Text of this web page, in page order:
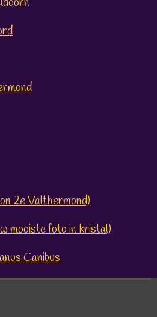
2e Valthermond)
mooiste foto in kristal)
Canibus